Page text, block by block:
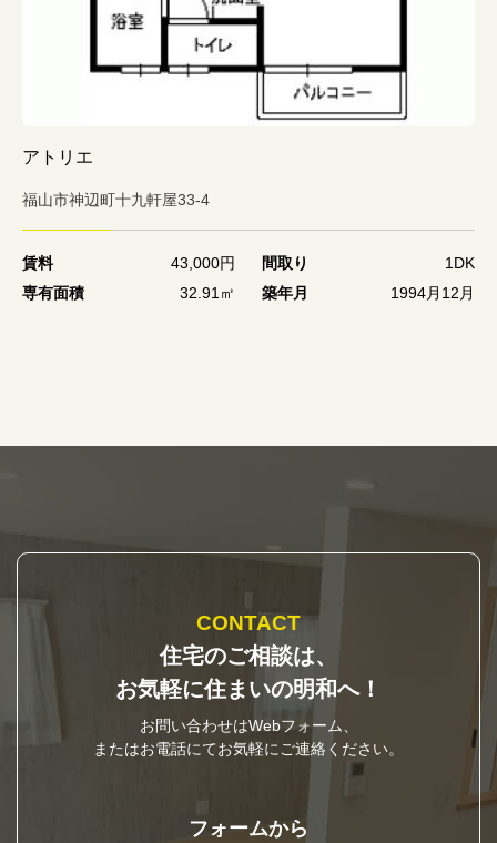
アトリエ
福山市神辺町十九軒屋33-4
賃料 43,000円 間取り
1DK
専有面積
32.91㎡ 築年月 1994月12月
CONTACT
住宅のご相談は、
お気軽に住まいの明和へ！
お問い合わせはWebフォーム、
またはお電話にてお気軽にご連絡ください。
フォームから